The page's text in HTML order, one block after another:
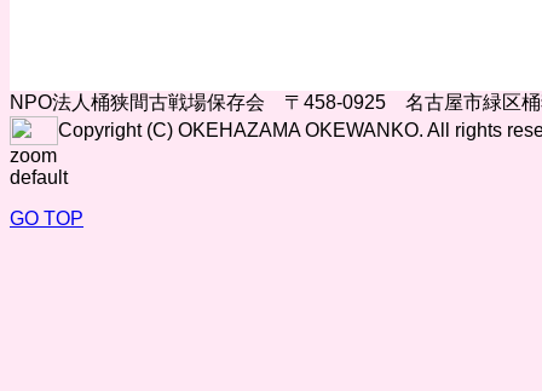
NPO法人桶狭間古戦場保存会 〒458-0925 名古屋市緑区桶
Copyright (C) OKEHAZAMA OKEWANKO. All rights
zoom
default
GO TOP